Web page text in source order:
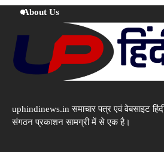
1
EightDeaths :
घायल
Uphindinews
प्रदेश का सबसे बड़ा
लोगों को मिलेगी
Uphindinews
3
Murder of a
को लेकर युवक को पहले
About Us
uphindinews.in समाचार पत्र एवं वेबसाइट
संगठन प्रकाशन सामग्री में से एक है।